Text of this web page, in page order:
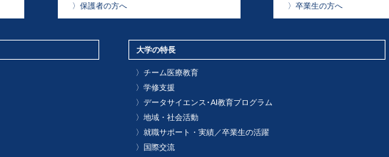
〉 保護者の方へ 〉卒業生の方へ
大学の特長
〉 チーム医療教育
〉 学修支援
〉 データサイエンス･AI教育プログラム
〉 地域・社会活動
〉 就職サポート・実績／卒業生の活躍
〉
国際交流